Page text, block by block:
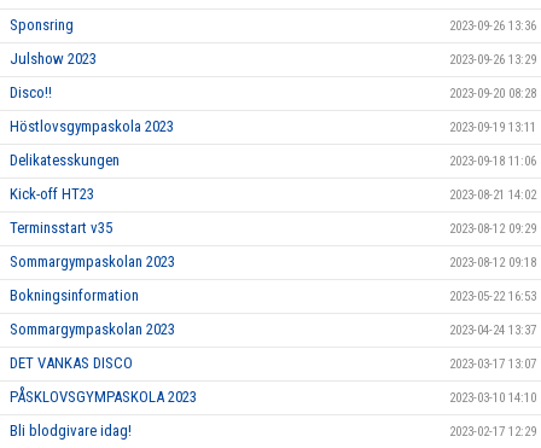
Sponsring 2023-09-26 13:36
Julshow 2023 2023-09-26 13:29
Disco!! 2023-09-20 08:28
Höstlovsgympaskola 2023 2023-09-19 13:11
Delikatesskungen 2023-09-18 11:06
Kick-off HT23 2023-08-21 14:02
Terminsstart v35 2023-08-12 09:29
Sommargympaskolan 2023 2023-08-12 09:18
Bokningsinformation 2023-05-22 16:53
Sommargympaskolan 2023 2023-04-24 13:37
DET VANKAS DISCO 2023-03-17 13:07
PÅSKLOVSGYMPASKOLA 2023 2023-03-10 14:10
Bli blodgivare idag! 2023-02-17 12:29